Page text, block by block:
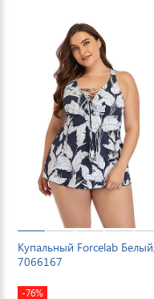
Купальный Forcelab Белый,
7066167
-76%